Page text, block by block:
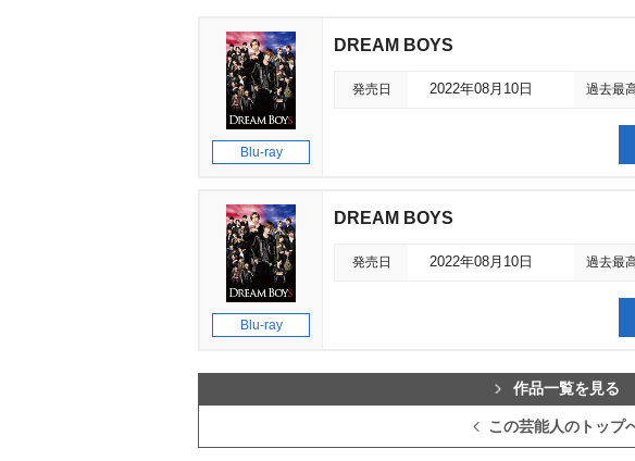
Blu-ray
DREAM BOYS
発売日 2022年08月10日 過去最
Blu-ray
DREAM BOYS
発売日 2022年08月10日 過去最
作品一覧を見る
この芸能人のトップ